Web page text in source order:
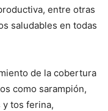
entre otras
saludables en todas
de la cobertura
como sarampión,
tos ferina,